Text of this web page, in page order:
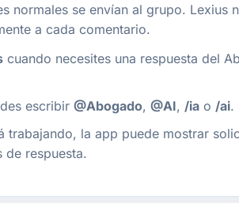
normales se envían al grupo. Lexius
a cada comentario.
cuando necesites una respuesta del
escribir @Abogado, @AI, /ia o /ai.
trabajando, la app puede mostrar
de respuesta.